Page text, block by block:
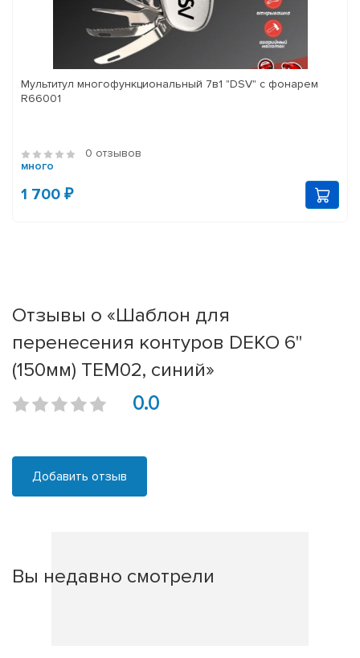
Мультитул многофункциональный 7в1 "DSV" с фонарем
R66001
0 отзывов
много
1 700 ₽
Отзывы о «Шаблон для
перенесения контуров DEKO 6"
(150мм) TEM02, синий»
0.0
Добавить отзыв
Вы недавно смотрели